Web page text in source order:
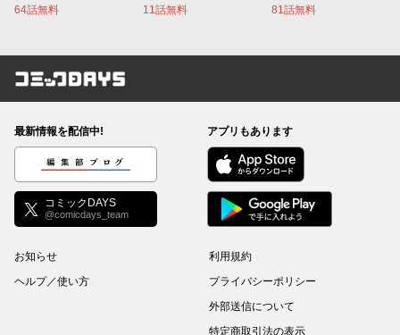
64話無料 11話無料 81話無料
コミックDAYS
最新情報を配信中!
編集部ブログ
コミックDAYS
@comicdays_team
アプリもあります
お知らせ
ヘルプ／使い方
利用規約
プライバシーポリシー
外部送信について
特定商取引法の表示